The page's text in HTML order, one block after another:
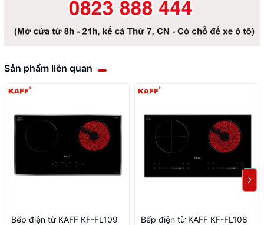
Sản phẩm liên quan
Bếp điện từ KAFF KF-FL109
Bếp điện từ KAFF KF-FL108